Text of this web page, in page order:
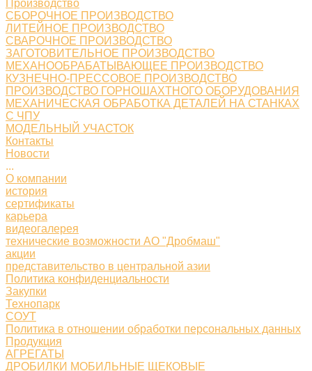
Производство
СБОРОЧНОЕ ПРОИЗВОДСТВО
ЛИТЕЙНОЕ ПРОИЗВОДСТВО
СВАРОЧНОЕ ПРОИЗВОДСТВО
ЗАГОТОВИТЕЛЬНОЕ ПРОИЗВОДСТВО
МЕХАНООБРАБАТЫВАЮЩЕЕ ПРОИЗВОДСТВО
КУЗНЕЧНО-ПРЕССОВОЕ ПРОИЗВОДСТВО
ПРОИЗВОДСТВО ГОРНОШАХТНОГО ОБОРУДОВАНИЯ
МЕХАНИЧЕСКАЯ ОБРАБОТКА ДЕТАЛЕЙ НА СТАНКАХ
С ЧПУ
МОДЕЛЬНЫЙ УЧАСТОК
Контакты
Новости
...
О компании
история
сертификаты
карьера
видеогалерея
технические возможности АО "Дробмаш"
акции
представительство в центральной азии
Политика конфиденциальности
Закупки
Технопарк
СОУТ
Политика в отношении обработки персональных данных
Продукция
АГРЕГАТЫ
ДРОБИЛКИ МОБИЛЬНЫЕ ЩЕКОВЫЕ